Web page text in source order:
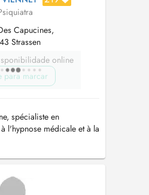
Capucines,
Strassen
online
para marcar
spécialiste en
l'hypnose médicale et à la
pleine conscience),
de type
seules ou
techniques cognitivo-